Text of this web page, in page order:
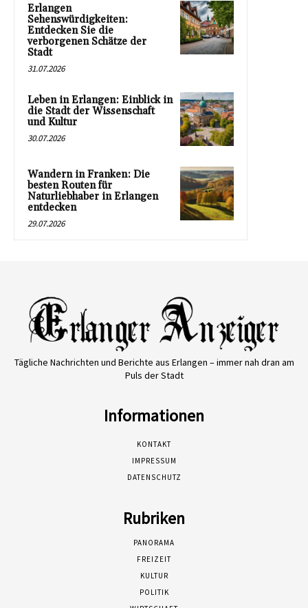
Erlangen
Sehenswürdigkeiten:
Entdecken Sie die
verborgenen Schätze der
Stadt
31.07.2026
Leben in Erlangen: Einblick in
die Stadt der Wissenschaft
und Kultur
30.07.2026
Wandern in Franken: Die
besten Routen für
Naturliebhaber in Erlangen
entdecken
29.07.2026
Tägliche Nachrichten und Berichte aus Erlangen – immer nah dran am
Puls der Stadt
Informationen
KONTAKT
IMPRESSUM
DATENSCHUTZ
Rubriken
PANORAMA
FREIZEIT
KULTUR
POLITIK